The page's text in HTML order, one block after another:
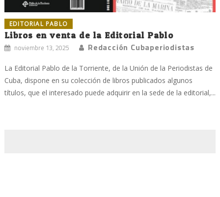
EDITORIAL PABLO
Libros en venta de la Editorial Pablo
noviembre 13, 2025 Redacción Cubaperiodistas
La Editorial Pablo de la Torriente, de la Unión de la Periodistas de
Cuba, dispone en su colección de libros publicados algunos
títulos, que el interesado puede adquirir en la sede de la editorial,...